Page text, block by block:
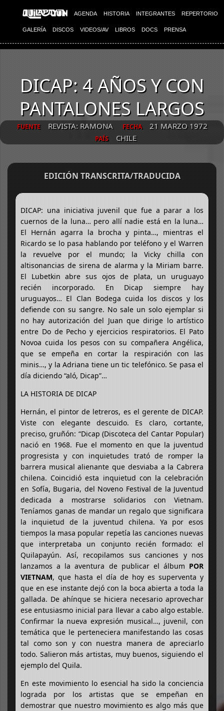
AGENDA HISTORIA INTEGRANTES REPERTORIO
GALERÍA DISCOS VIDEOS/AV LIBROS DOCS PRENSA
DICAP: 4 AÑOS Y CON
PANTALONES LARGOS
FUENTE REVISTA: RAMONA FECHA 21 MARZO 1972
PAÍS CHILE
EDICIÓN TRANSCRITA/TRADUCIDA
DICAP: una iniciativa juvenil que fue a parar a los
cuernos de la luna… pero allí nadie está en la luna…
El Hernán agarra la brocha y pinta…, mientras el
Ricardo se lo pasa hablando por teléfono y el Warren
la revuelve por el mundo; la Vicky chilla con
altisonancias de sirena de alarma y la Miriam barre.
El Lubetkin abre sus ojos de plata, un uruguayo
recién incorporado. En Dicap siempre hay
uruguayos… El Clan Bodega cuida los discos y los
defiende con su sangre. No sale un solo ejemplar si
no hay autorización del Juan que dirige lo artístico
entre Do de Pecho y ejercicios respiratorios. El Pato
Novoa cuida los pesos con su compañera Angélica,
que se empeña en cortar la respiración con las
minis…, y la Adriana tiene un tic telefónico. Se pasa el
día diciendo “aló, Dicap”…
LA HISTORIA DE DICAP
Hernán, el pintor de letreros, es el gerente de DICAP.
Viste con elegante descuido. Es claro, cortante,
preciso, gruñón: “Dicap (Discoteca del Cantar Popular)
nació en 1968. Fue el momento en que la juventud
progresista y con inquietudes trató de romper la
barrera musical alienante que desviaba a la Cabrera
chilena. Coincidió esta inquietud con la celebración
en Sofía, Bugaria, del Noveno Festival de la Juventud
dedicada a mostrarse solidarios con Vietnam.
Teníamos ganas de mandar un regalo que significara
la inquietud de la juventud chilena. Ya por esos
tiempos la masa popular repetía las canciones nuevas
que interpretaba un conjunto recién formado: el
Quilapayún. Así, recopilamos sus canciones y nos
lanzamos a la aventura de publicar el álbum POR
VIETNAM, que hasta el día de hoy es superventa y
que en ese instante dejó con la boca abierta a toda la
gallada. De ahínque se hiciera necesario aprovechar
ese entusiasmo inicial para llevar a cabo algo estable.
Confirmar la nueva expresión musical…, juvenil, con
temática que le perteneciera manifestando las cosas
tal como son y con nuestra manera de apreciarlo
todo. Salieron más artistas, muy buenos, siguiendo el
ejemplo del Quila.
En este movimiento lo esencial ha sido la conciencia
lograda por los artistas que se empeñan en
demostrar que nuestro movimiento es algo más que